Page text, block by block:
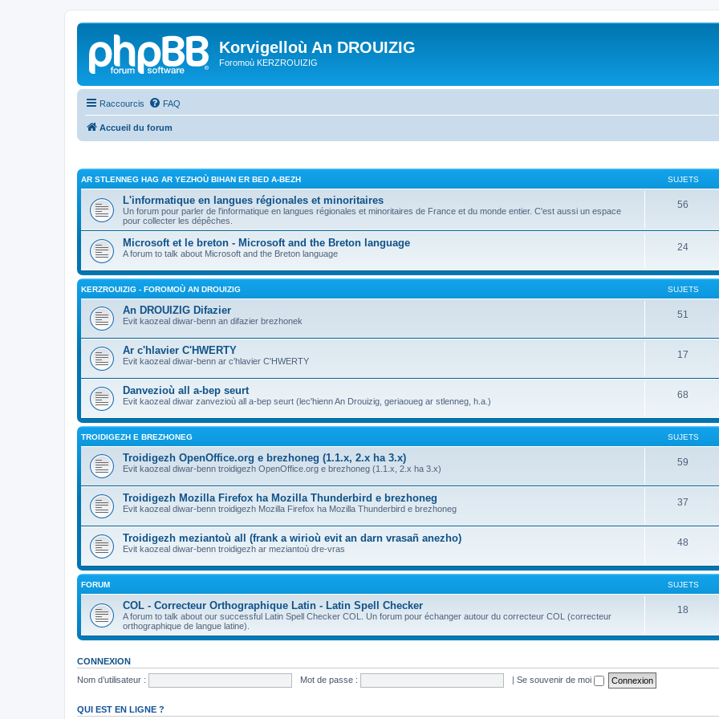
Korvigelloù An DROUIZIG
Foromoù KERZROUIZIG
Raccourcis FAQ
Accueil du forum
AR STLENNEG HAG AR YEZHOÙ BIHAN ER BED A-BEZH SUJETS
L'informatique en langues régionales et minoritaires
Un forum pour parler de l'informatique en langues régionales et minoritaires de France et du monde entier. C'est aussi un espace
pour collecter les dépêches.
56
Microsoft et le breton - Microsoft and the Breton language
A forum to talk about Microsoft and the Breton language
24
KERZROUIZIG - FOROMOÙ AN DROUIZIG SUJETS
An DROUIZIG Difazier
Evit kaozeal diwar-benn an difazier brezhonek
51
Ar c'hlavier C'HWERTY
Evit kaozeal diwar-benn ar c'hlavier C'HWERTY
17
Danvezioù all a-bep seurt
Evit kaozeal diwar zanvezioù all a-bep seurt (lec'hienn An Drouizig, geriaoueg ar stlenneg, h.a.)
68
TROIDIGEZH E BREZHONEG SUJETS
Troidigezh OpenOffice.org e brezhoneg (1.1.x, 2.x ha 3.x)
Evit kaozeal diwar-benn troidigezh OpenOffice.org e brezhoneg (1.1.x, 2.x ha 3.x)
59
Troidigezh Mozilla Firefox ha Mozilla Thunderbird e brezhoneg
Evit kaozeal diwar-benn troidigezh Mozilla Firefox ha Mozilla Thunderbird e brezhoneg
37
Troidigezh meziantoù all (frank a wirioù evit an darn vrasañ anezho)
Evit kaozeal diwar-benn troidigezh ar meziantoù dre-vras
48
FORUM SUJETS
COL - Correcteur Orthographique Latin - Latin Spell Checker
A forum to talk about our successful Latin Spell Checker COL. Un forum pour échanger autour du correcteur COL (correcteur
orthographique de langue latine).
18
CONNEXION
Nom d’utilisateur :
Mot de passe : | Se souvenir de moi
QUI EST EN LIGNE ?